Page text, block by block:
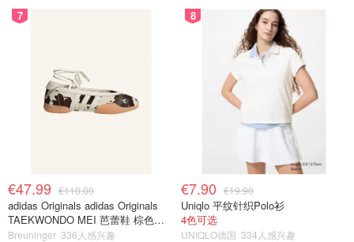
7
€47.99 €110.00
adidas Originals adidas Originals
TAEKWONDO MEI 芭蕾鞋 棕色米
色
Breuninger 336人感兴趣
8
€7.90 €19.90
Uniqlo 平纹针织Polo衫
4色可选
UNIQLO德国 334人感兴趣